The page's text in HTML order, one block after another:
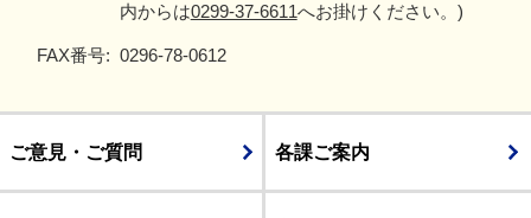
内からは0299-37-6611へお掛けください。)
FAX番号: 0296-78-0612
ご意見・ご質問 各課ご案内